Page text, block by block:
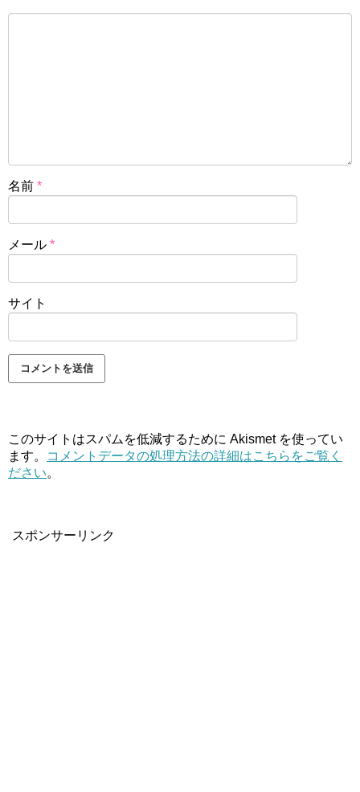
名前 *
メール *
サイト
このサイトはスパムを低減するために Akismet を使ってい
ます。
コメントデータの処理方法の詳細はこちらをご覧く
ださい。
スポンサーリンク